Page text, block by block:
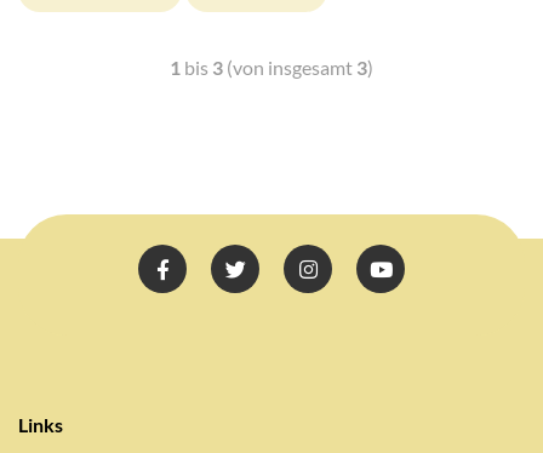
1 bis 3 (von insgesamt 3)
Links